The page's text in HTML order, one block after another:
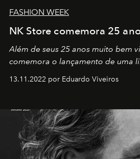
FASHION WEEK
NK Store comemora 25
Além de seus 25 anos muito bem
comemora o lançamento de uma
13.11.2022 por Eduardo Viveiros